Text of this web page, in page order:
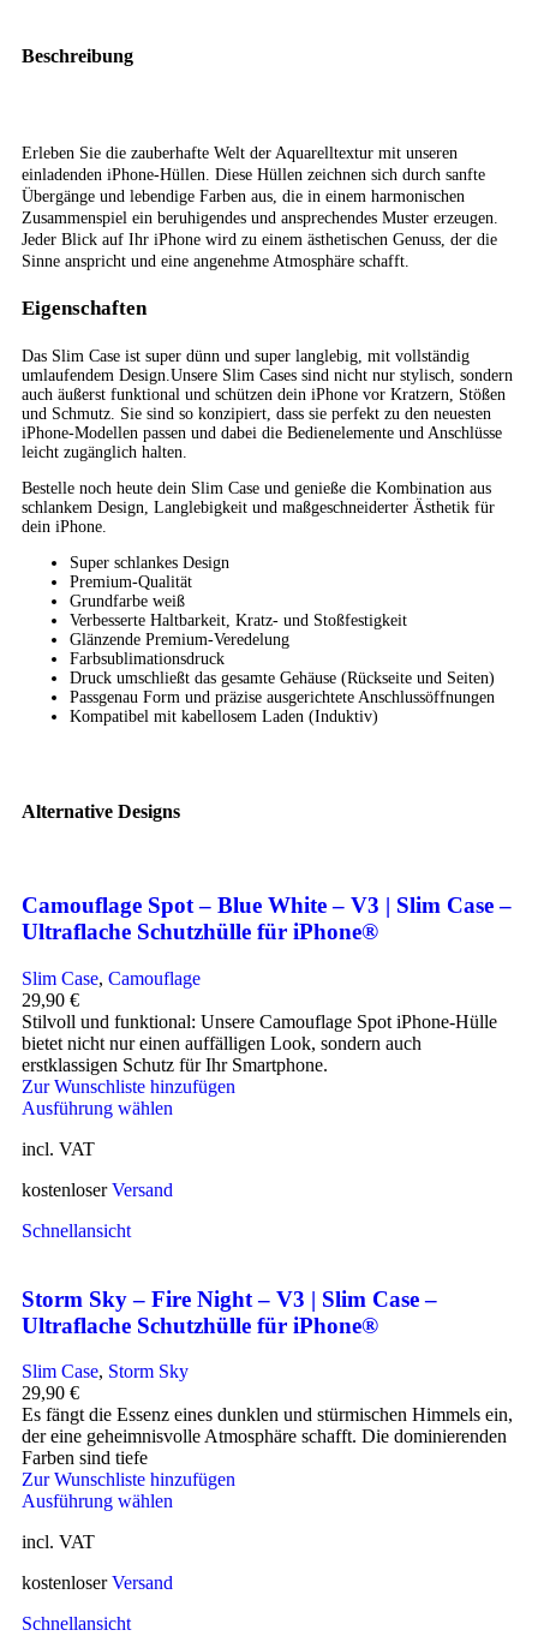
Beschreibung
Erleben Sie die zauberhafte Welt der Aquarelltextur mit unseren
einladenden iPhone-Hüllen. Diese Hüllen zeichnen sich durch sanfte
Übergänge und lebendige Farben aus, die in einem harmonischen
Zusammenspiel ein beruhigendes und ansprechendes Muster erzeugen.
Jeder Blick auf Ihr iPhone wird zu einem ästhetischen Genuss, der die
Sinne anspricht und eine angenehme Atmosphäre schafft.
Eigenschaften
Das Slim Case ist super dünn und super langlebig, mit vollständig
umlaufendem Design. Unsere Slim Cases sind nicht nur stylisch, sondern
auch äußerst funktional und schützen dein iPhone vor Kratzern, Stößen
und Schmutz. Sie sind so konzipiert, dass sie perfekt zu den neuesten
iPhone-Modellen passen und dabei die Bedienelemente und Anschlüsse
leicht zugänglich halten.
Bestelle noch heute dein Slim Case und genieße die Kombination aus
schlankem Design, Langlebigkeit und maßgeschneiderter Ästhetik für
dein iPhone.
Super schlankes Design
Premium-Qualität
Grundfarbe weiß
Verbesserte Haltbarkeit, Kratz- und Stoßfestigkeit
Glänzende Premium-Veredelung
Farbsublimationsdruck
Druck umschließt das gesamte Gehäuse (Rückseite und Seiten)
Passgenau Form und präzise ausgerichtete Anschlussöffnungen
Kompatibel mit kabellosem Laden (Induktiv)
Alternative Designs
Camouflage Spot – Blue White – V3 | Slim Case –
Ultraflache Schutzhülle für iPhone®
Slim Case, Camouflage
29,90 €
Stilvoll und funktional: Unsere Camouflage Spot iPhone-Hülle
bietet nicht nur einen auffälligen Look, sondern auch
erstklassigen Schutz für Ihr Smartphone.
Zur Wunschliste hinzufügen
Ausführung wählen
incl. VAT
kostenloserVersand
Schnellansicht
Storm Sky – Fire Night – V3 | Slim Case –
Ultraflache Schutzhülle für iPhone®
Slim Case, Storm Sky
29,90 €
Es fängt die Essenz eines dunklen und stürmischen Himmels ein,
der eine geheimnisvolle Atmosphäre schafft. Die dominierenden
Farben sind tiefe
Zur Wunschliste hinzufügen
Ausführung wählen
incl. VAT
kostenloserVersand
Schnellansicht